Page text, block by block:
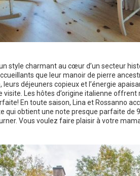
style charmant au cœur d’un secteur
que leur manoir de pierre
déjeuners copieux et l’énergie
Les hôtes d’origine italienne
En toute saison, Lina et Rossanno
qui obtient une note presque parfaite
Vous voulez faire plaisir à votre